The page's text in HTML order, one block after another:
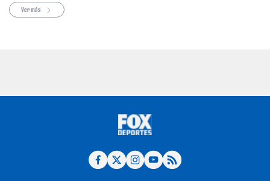
Ver más